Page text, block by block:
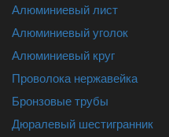
Алюминиевый лист
Алюминиевый уголок
Алюминиевый круг
Проволока нержавейка
Бронзовые трубы
Дюралевый шестигранник